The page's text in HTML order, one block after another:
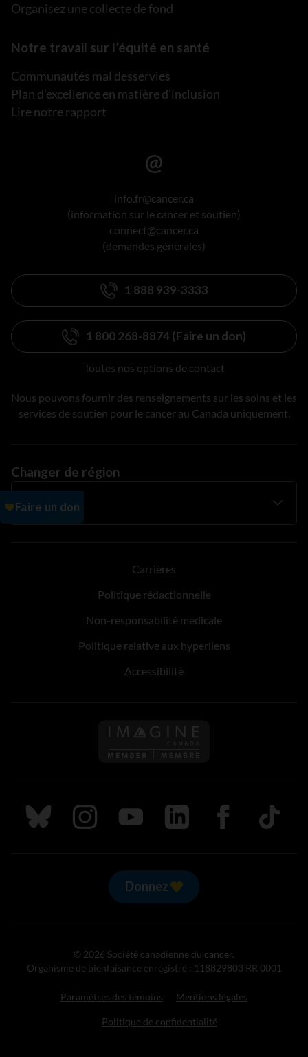
Organisez une collecte de fond
Notre travail sur l’équité en santé
Communautés mal desservies
Plan d’excellence en matière d’inclusion
Lire notre rapport
info.fr@cancer.ca
(information sur le cancer et soutien)
connect@cancer.ca
(demandes générales)
1 888 939-3333
1 800 268-8874 (Faire un don)
Toutes nos options de contact
Nous pouvons fournir des renseignements sur les soins et les
services de soutien pour le cancer au Canada uniquement.
Changer de région
Carrières
Politique rédactionnelle
Non-responsabilité médicale
Politique relative aux hyperliens
Accessibilité
Suivez nous sur Bluesky
Suivez nous sur Instagram
Suivez nous sur Youtube
Suivez nous sur LinkedIn
Suivez nous sur
TikTok
Donnez
© 2026 Société canadienne du cancer.
Organisme de bienfaisance enregistré : 118829803 RR 0001
Paramètres des témoins Mentions légales
Politique de confidentialité